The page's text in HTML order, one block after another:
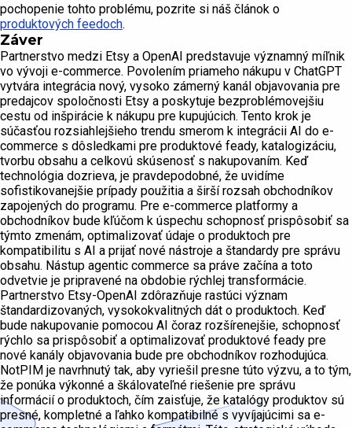
pochopenie tohto problému, pozrite si náš článok o
produktových feedoch.
Záver
Partnerstvo medzi Etsy a OpenAI predstavuje významný míľnik
vo vývoji e-commerce. Povolením priameho nákupu v ChatGPT
vytvára integrácia nový, vysoko zámerný kanál objavovania pre
predajcov spoločnosti Etsy a poskytuje bezproblémovejšiu
cestu od inšpirácie k nákupu pre kupujúcich. Tento krok je
súčasťou rozsiahlejšieho trendu smerom k integrácii AI do e-
commerce s dôsledkami pre produktové feady, katalogizáciu,
tvorbu obsahu a celkovú skúsenosť s nakupovaním. Keď
technológia dozrieva, je pravdepodobné, že uvidíme
sofistikovanejšie prípady použitia a širší rozsah obchodníkov
zapojených do programu. Pre e-commerce platformy a
obchodníkov bude kľúčom k úspechu schopnosť prispôsobiť sa
týmto zmenám, optimalizovať údaje o produktoch pre
kompatibilitu s AI a prijať nové nástroje a štandardy pre správu
obsahu. Nástup agentic commerce sa práve začína a toto
odvetvie je pripravené na obdobie rýchlej transformácie.
Partnerstvo Etsy-OpenAI zdôrazňuje rastúci význam
štandardizovaných, vysokokvalitných dát o produktoch. Keď
bude nakupovanie pomocou AI čoraz rozšírenejšie, schopnosť
rýchlo sa prispôsobiť a optimalizovať produktové feady pre
nové kanály objavovania bude pre obchodníkov rozhodujúca.
NotPIM je navrhnutý tak, aby vyriešil presne túto výzvu, a to tým,
že ponúka výkonné a škálovateľné riešenie pre správu
informácií o produktoch, čím zaisťuje, že katalógy produktov sú
presné, kompletné a ľahko kompatibilné s vyvíjajúcimi sa e-